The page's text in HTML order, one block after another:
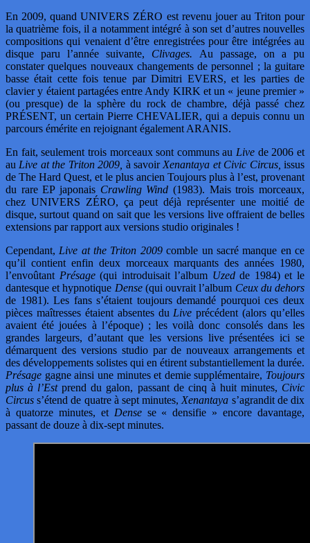
En 2009, quand UNIVERS ZÉRO est revenu jouer au Triton pour
la quatrième fois, il a notamment intégré à son set d’autres nouvelles
compositions qui venaient d’être enregistrées pour être intégrées au
disque paru l’année suivante, Clivages. Au passage, on a pu
constater quelques nouveaux changements de personnel ; la guitare
basse était cette fois tenue par Dimitri EVERS, et les parties de
clavier y étaient partagées entre Andy KIRK et un « jeune premier »
(ou presque) de la sphère du rock de chambre, déjà passé chez
PRÉSENT, un certain Pierre CHEVALIER, qui a depuis connu un
parcours émérite en rejoignant également ARANIS.
En fait, seulement trois morceaux sont communs au Live de 2006 et
au Live at the Triton 2009, à savoir Xenantaya et Civic Circus, issus
de The Hard Quest, et le plus ancien Toujours plus à l’est, provenant
du rare EP japonais Crawling Wind (1983). Mais trois morceaux,
chez UNIVERS ZÉRO, ça peut déjà représenter une moitié de
disque, surtout quand on sait que les versions live offraient de belles
extensions par rapport aux versions studio originales !
Cependant, Live at the Triton 2009comble un sacré manque en ce
qu’il contient enfin deux morceaux marquants des années 1980,
l’envoûtant Présage(qui introduisait l’album Uzedde 1984) et le
dantesque et hypnotique Dense(qui ouvrait l’album Ceux du dehors
de 1981). Les fans s’étaient toujours demandé pourquoi ces deux
pièces maîtresses étaient absentes du Live précédent (alors qu’elles
avaient été jouées à l’époque) ; les voilà donc consolés dans les
grandes largeurs, d’autant que les versions live présentées ici se
démarquent des versions studio par de nouveaux arrangements et
des développements solistes qui en étirent substantiellement la durée.
Présage gagne ainsi une minutes et demie supplémentaire, Toujours
plus à l’Estprend du galon, passant de cinq à huit minutes, Civic
Circus s’étend de quatre à sept minutes, Xenantaya s’agrandit de dix
à quatorze minutes, et Densese « densifie » encore davantage,
passant de douze à dix-sept minutes.